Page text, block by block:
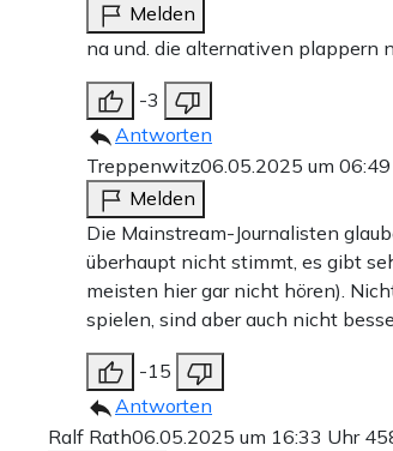
Melden
na und. die alternativen plappern
-3
Antworten
Treppenwitz06.05.2025 um
Melden
Die Mainstream-Journalisten
überhaupt nicht stimmt, es gibt
meisten hier gar nicht hören).
spielen, sind aber auch nicht
-15
Antworten
Ralf Rath06.05.2025 um 16:33 Uhr